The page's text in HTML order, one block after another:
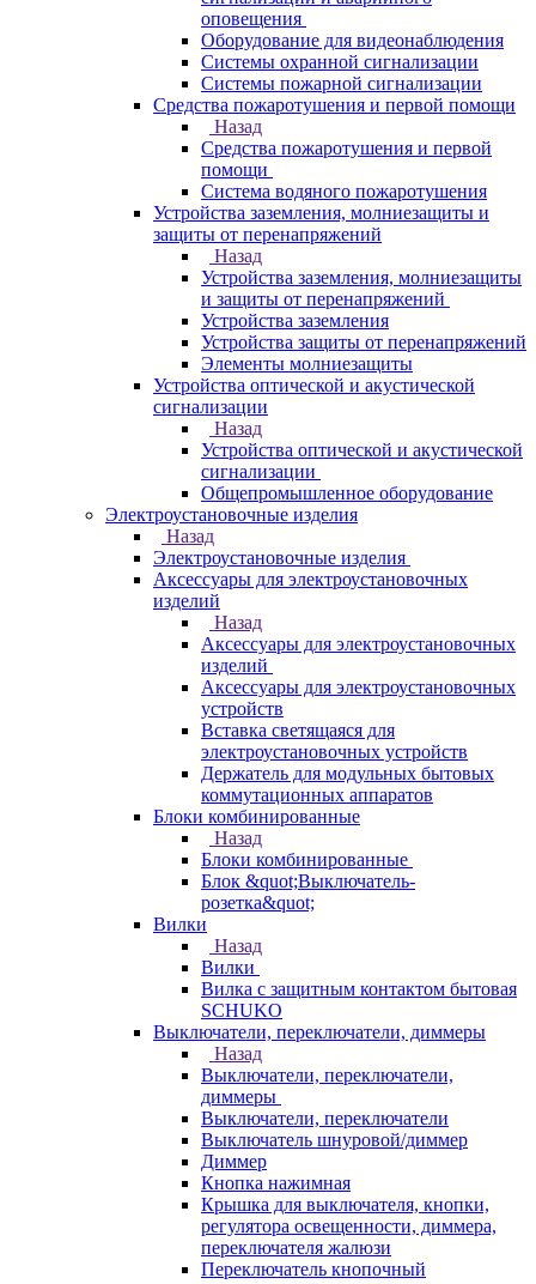
оповещения
Оборудование для видеонаблюдения
Системы охранной сигнализации
Системы пожарной сигнализации
Средства пожаротушения и первой помощи
Назад
Средства пожаротушения и первой
помощи
Система водяного пожаротушения
Устройства заземления, молниезащиты и
защиты от перенапряжений
Назад
Устройства заземления, молниезащиты
и защиты от перенапряжений
Устройства заземления
Устройства защиты от перенапряжений
Элементы молниезащиты
Устройства оптической и акустической
сигнализации
Назад
Устройства оптической и акустической
сигнализации
Общепромышленное оборудование
Электроустановочные изделия
Назад
Электроустановочные изделия
Аксессуары для электроустановочных
изделий
Назад
Аксессуары для электроустановочных
изделий
Аксессуары для электроустановочных
устройств
Вставка светящаяся для
электроустановочных устройств
Держатель для модульных бытовых
коммутационных аппаратов
Блоки комбинированные
Назад
Блоки комбинированные
Блок &quot;Выключатель-
розетка&quot;
Вилки
Назад
Вилки
Вилка с защитным контактом бытовая
SCHUKO
Выключатели, переключатели, диммеры
Назад
Выключатели, переключатели,
диммеры
Выключатели, переключатели
Выключатель шнуровой/диммер
Диммер
Кнопка нажимная
Крышка для выключателя, кнопки,
регулятора освещенности, диммера,
переключателя жалюзи
Переключатель кнопочный